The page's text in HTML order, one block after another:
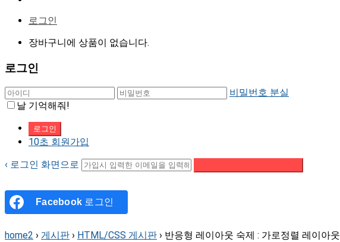
로그인
장바구니에 상품이 없습니다.
로그인
비밀번호 분실
날 기억해줘!
10초 회원가입
‹ 로그인 화면으로
Facebook 로그인
home2 › 게시판 › HTML/CSS 게시판 › 반응형 레이아웃 숙제 : 가로정렬 레이아웃